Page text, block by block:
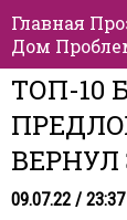
Главная
Дом
ТОП-10
ВЕРНУЛ
09.07.22 /